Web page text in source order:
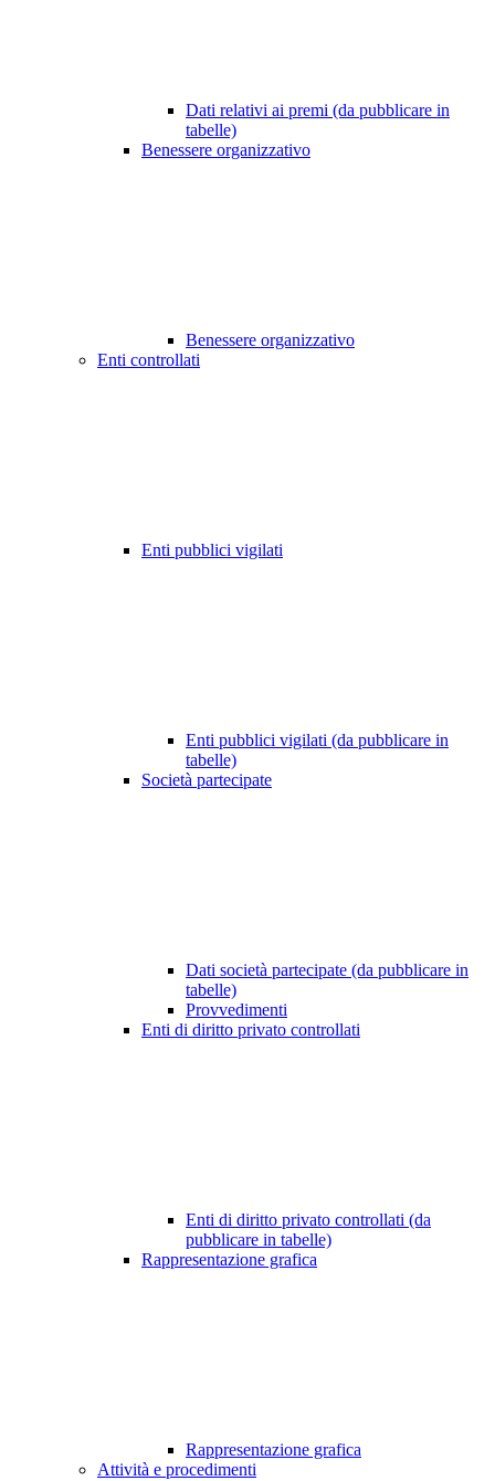
Dati relativi ai premi (da pubblicare in
tabelle)
Benessere organizzativo
Benessere organizzativo
Enti controllati
Enti pubblici vigilati
Enti pubblici vigilati (da pubblicare in
tabelle)
Società partecipate
Dati società partecipate (da pubblicare in
tabelle)
Provvedimenti
Enti di diritto privato controllati
Enti di diritto privato controllati (da
pubblicare in tabelle)
Rappresentazione grafica
Rappresentazione grafica
Attività e procedimenti